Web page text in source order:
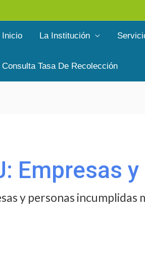
Inicio La Institución
Consulta Tasa De Recolección
Empresas
y personas incumplidas